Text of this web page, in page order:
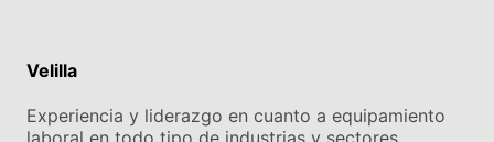
Velilla
Experiencia y liderazgo en cuanto a equipamiento